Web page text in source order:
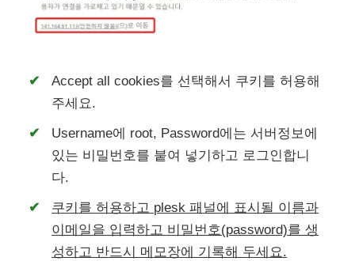
Accept all cookies를 선택해서 쿠키를 허용해
주세요.
Username에 root, Password에는 서버정보에
있는 비밀번호를 붙여 넣기하고 로그인합니
다.
쿠키를 허용하고 plesk 패널에 표시될 이름과
이메일을 입력하고 비밀번호(password)를 생
성하고 반드시 메모장에 기록해 두세요.